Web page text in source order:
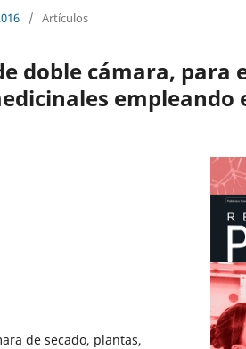
/ Artículos
doble cámara, para
empleando
de secado, plantas,